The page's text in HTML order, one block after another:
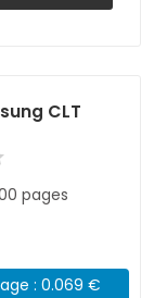
CLT
pages
: 0.069 €